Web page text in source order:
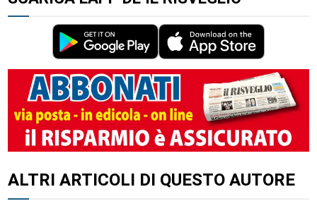
ALTRI ARTICOLI DI QUESTO AUTORE